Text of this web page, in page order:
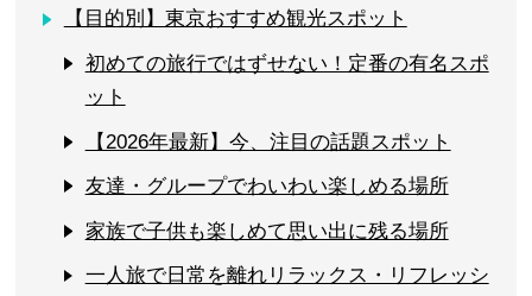
【目的別】東京おすすめ観光スポット
初めての旅行ではずせない！定番の有名スポ
ット
【2026年最新】今、注目の話題スポット
友達・グループでわいわい楽しめる場所
家族で子供も楽しめて思い出に残る場所
一人旅で日常を離れリラックス・リフレッシ